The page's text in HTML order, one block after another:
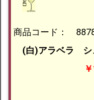
商品コード：
(白)アラベラ シ